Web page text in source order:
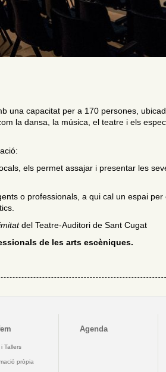
una capacitat per a 170 persones,
la dansa, la música, el teatre i els
els permet assajar i presentar les
o professionals, a qui cal un espai per
del Teatre-Auditori de Sant Cugat
de les arts escèniques.
Tallers
pròpia
Agenda